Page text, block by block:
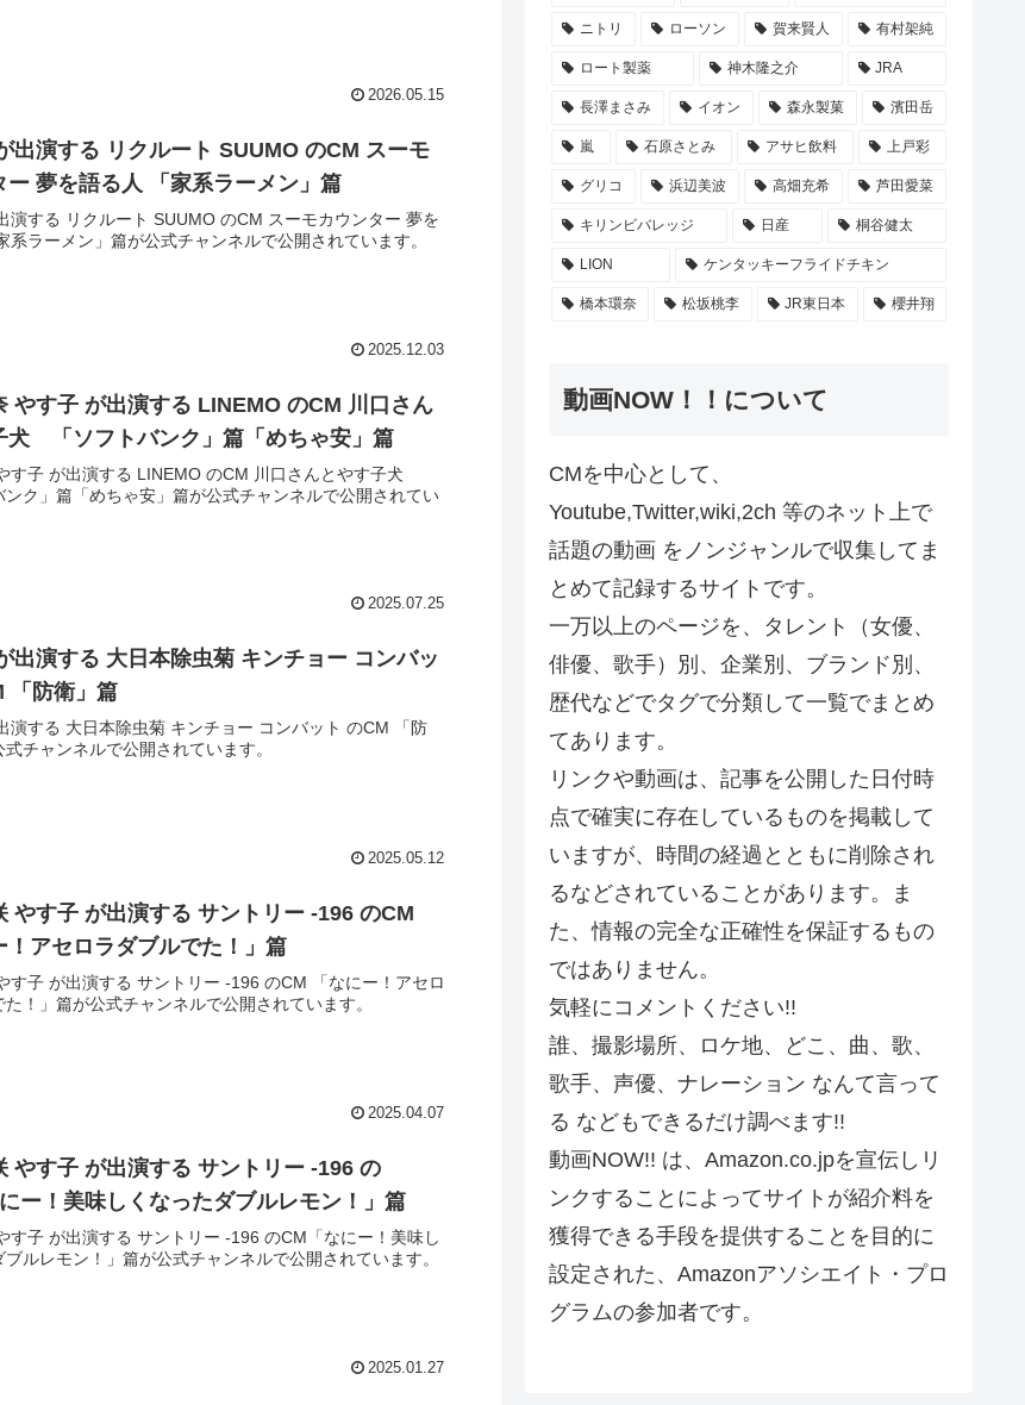
2026.05.15
出演する リクルート SUUMO のCM スーモ
ー 夢を語る人 「家系ラーメン」篇
演する リクルート SUUMO のCM スーモカウンター 夢を
系ラーメン」篇が公式チャンネルで公開されています。
2025.12.03
やす子 が出演する LINEMO のCM 川口さん
犬 「ソフトバンク」篇「めちゃ安」篇
す子 が出演する LINEMO のCM 川口さんとやす子犬
ンク」篇「めちゃ安」篇が公式チャンネルで公開されてい
2025.07.25
出演する 大日本除虫菊 キンチョー コンバッ
「防衛」篇
演する 大日本除虫菊 キンチョー コンバット のCM 「防
チャンネルで公開されています。
2025.05.12
やす子 が出演する サントリー -196 のCM
！アセロラダブルでた！」篇
す子 が出演する サントリー -196 のCM 「なにー！アセロ
た！」篇が公式チャンネルで公開されています。
2025.04.07
やす子 が出演する サントリー -196 の
ー！美味しくなったダブルレモン！」篇
す子 が出演する サントリー -196 のCM「なにー！美味し
ブルレモン！」篇が公式チャンネルで公開されています。
2025.01.27
ニトリ ローソン 賀来賢人 有村架純
ロート製薬 神木隆之介 JRA
長澤まさみ イオン 森永製菓 濱田岳
嵐 石原さとみ アサヒ飲料 上戸彩
グリコ 浜辺美波 高畑充希 芦田愛菜
キリンビバレッジ 日産 桐谷健太
LION ケンタッキーフライドチキン
橋本環奈 松坂桃李 JR東日本 櫻井翔
動画NOW！！について
CMを中心として、
Youtube,Twitter,wiki,2ch 等のネット上で
話題の動画 をノンジャンルで収集してま
とめて記録するサイトです。
一万以上のページを、タレント（女優、
俳優、歌手）別、企業別、ブランド別、
歴代などでタグで分類して一覧でまとめ
てあります。
リンクや動画は、記事を公開した日付時
点で確実に存在しているものを掲載して
いますが、時間の経過とともに削除され
るなどされていることがあります。ま
た、情報の完全な正確性を保証するもの
ではありません。
気軽にコメントください!!
誰、撮影場所、ロケ地、どこ、曲、歌、
歌手、声優、ナレーション なんて言って
る などもできるだけ調べます!!
動画NOW!! は、Amazon.co.jpを宣伝しリ
ンクすることによってサイトが紹介料を
獲得できる手段を提供することを目的に
設定された、Amazonアソシエイト・プロ
グラムの参加者です。